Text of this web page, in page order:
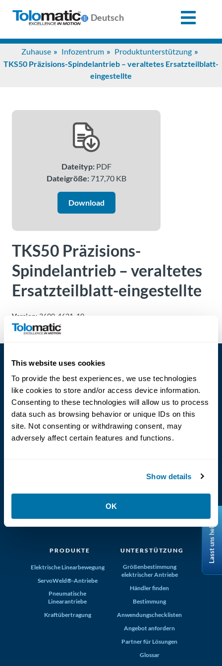
This website uses cookies
To provide the best experiences, we use technologies
like cookies to store and/or access device information.
Consenting to these technologies will allow us to process
data such as browsing behavior or unique IDs on this
site. Not consenting or withdrawing consent, may
adversely affect certain features and functions.
Show details
OK
Deutsch
Zuhause Infozentrum
Produktunterstützung
TKS50 Präzisions-Spindelantrieb – veraltetes Ersatzteilblatt-
eingestellte
Dateityp:PDF
Dateigröße:717,70 KB
Download
TKS50 Präzisions-
Spindelantrieb – veraltetes
Ersatzteilblatt-eingestellte
Version: 3600-4621_10
Language
(800) 321-4739
PRODUKTE
Elektrische Linearbewegung
ServoWeld®-Antriebe
Pneumatische
Linearantriebe
Kraftübertragung
UNTERSTÜTZUNG
Größenbestimmung
elektrischer Antriebe
Händler finden
Bestimmung
Anwendungschecklisten
Angebot anfordern
Partner für Lösungen
Glossar
Search
for:
Unterstützung
Anwendungen
Über
Kontakt
zu einem
Ingenieur
Kontakt
Veranstaltungen
Dealer
Portal
Lasst uns helfen